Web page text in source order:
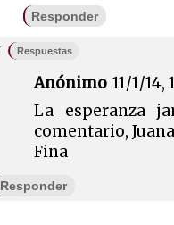
Responder
Respuestas
Anónimo 11/1/14,
La esperanza
comentario,
Fina
Responder